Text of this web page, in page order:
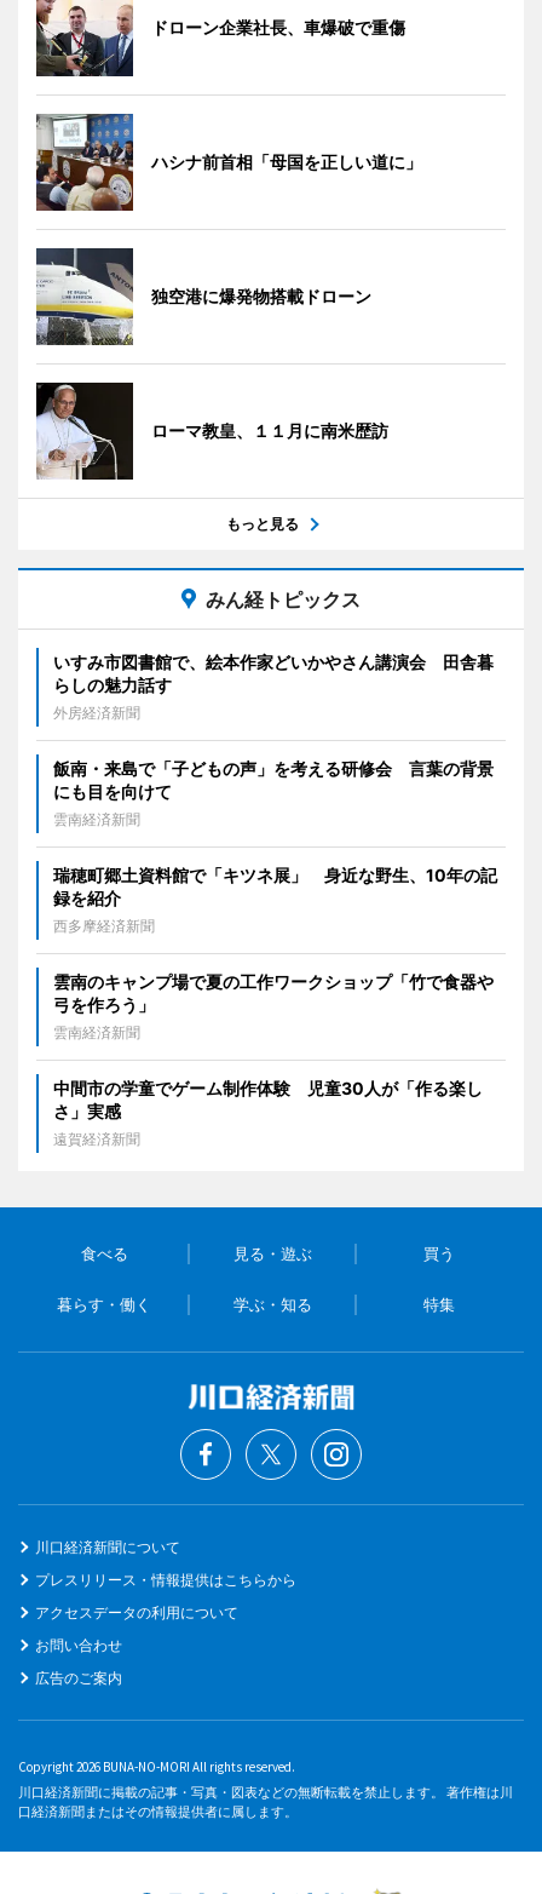
ドローン企業社長、車爆破で重傷
ハシナ前首相「母国を正しい道に」
独空港に爆発物搭載ドローン
ローマ教皇、１１月に南米歴訪
もっと見る
みん経トピックス
いすみ市図書館で、絵本作家どいかやさん講演会 田舎暮
らしの魅力話す
外房経済新聞
飯南・来島で「子どもの声」を考える研修会 言葉の背景
にも目を向けて
雲南経済新聞
瑞穂町郷土資料館で「キツネ展」 身近な野生、10年の記
録を紹介
西多摩経済新聞
雲南のキャンプ場で夏の工作ワークショップ「竹で食器や
弓を作ろう」
雲南経済新聞
中間市の学童でゲーム制作体験 児童30人が「作る楽し
さ」実感
遠賀経済新聞
食べる 見る・遊ぶ 買う
暮らす・働く 学ぶ・知る 特集
川口経済新聞について
プレスリリース・情報提供はこちらから
アクセスデータの利用について
お問い合わせ
広告のご案内
Copyright 2026 BUNA-NO-MORI All rights reserved.
川口経済新聞に掲載の記事・写真・図表などの無断転載を禁止します。 著作権は川
口経済新聞またはその情報提供者に属します。